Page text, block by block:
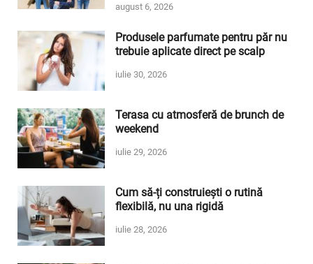
august 6, 2026
Produsele parfumate pentru păr nu
trebuie aplicate direct pe scalp
iulie 30, 2026
Terasa cu atmosferă de brunch de
weekend
iulie 29, 2026
Cum să-ți construiești o rutină
flexibilă, nu una rigidă
iulie 28, 2026